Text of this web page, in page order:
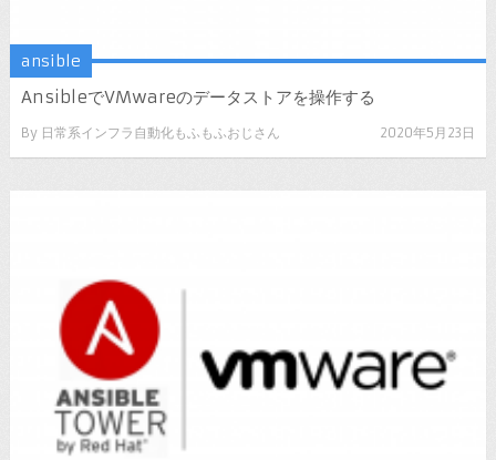
ansible
AnsibleでVMwareのデータストアを操作する
By 日常系インフラ自動化もふもふおじさん 2020年5月23日